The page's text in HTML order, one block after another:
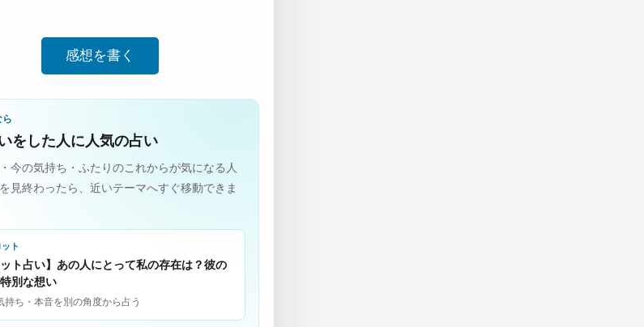
感想を書く
をした人に人気の占い
今の気持ち・ふたりのこれからが気になる人
見終わったら、近いテーマへすぐ移動できま
ト
ット占い】あの人にとって私の存在は？彼の
別な想い
持ち・本音を別の角度から占う